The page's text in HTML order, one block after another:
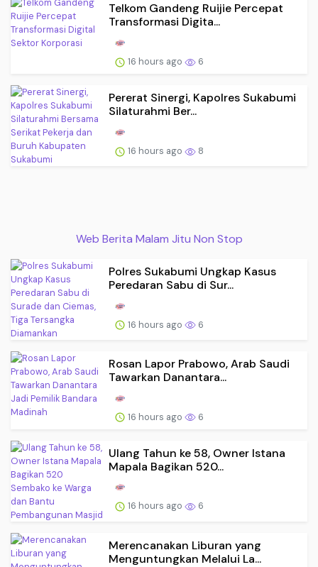
Telkom Gandeng Ruijie Percepat
Transformasi Digita...
16 hours ago 6
Pererat Sinergi, Kapolres Sukabumi
Silaturahmi Ber...
16 hours ago 8
Web Berita Malam Jitu Non Stop
Polres Sukabumi Ungkap Kasus
Peredaran Sabu di Sur...
16 hours ago 6
Rosan Lapor Prabowo, Arab Saudi
Tawarkan Danantara...
16 hours ago 6
Ulang Tahun ke 58, Owner Istana
Mapala Bagikan 520...
16 hours ago 6
Merencanakan Liburan yang
Menguntungkan Melalui La...